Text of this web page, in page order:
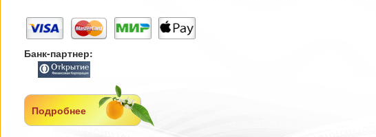
Банк-партнер:
Подробнее